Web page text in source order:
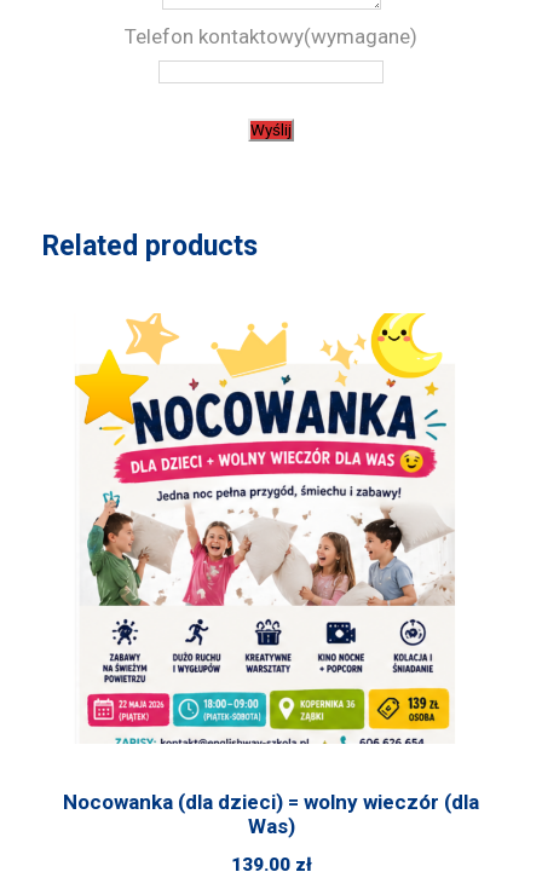
Telefon kontaktowy(wymagane)
Wyślij
Related products
Nocowanka (dla dzieci) = wolny wieczór (dla
Was)
139.00 zł